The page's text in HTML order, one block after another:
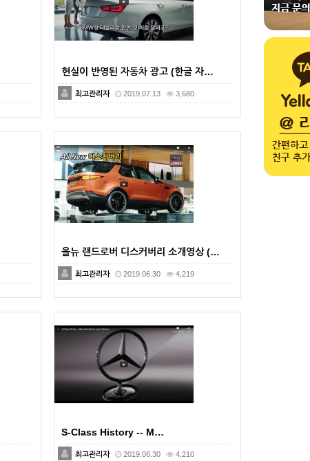
현실이 반영된 자동차 광고 (한글 자…
최고관리자 2019.07.13 3,680
올뉴 랜드로버 디스커버리 소개영상 (…
최고관리자 2019.06.30 4,219
S-Class History -- M…
최고관리자 2019.06.30 4,210